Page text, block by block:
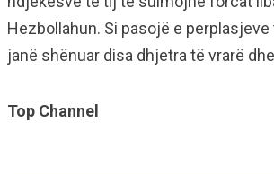
Hezbollahun. Si pasojë e
janë shënuar disa dhjetra të vrarë
Top Channel